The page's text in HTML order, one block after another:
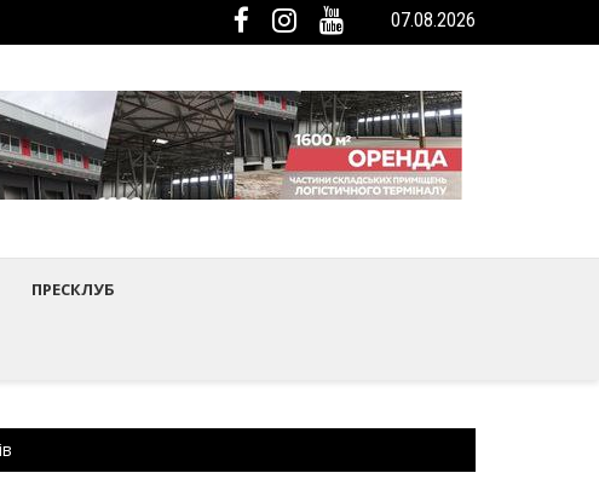
мистецтва Шептицького району
Шептицька громада була представлена на Європейському регіональному
07.08.2026
ПРЕСКЛУБ